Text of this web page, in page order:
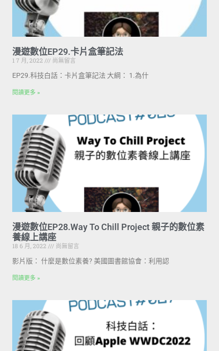
漫遊數位EP29.卡片盒筆記法
1 7 月, 2022
尚無留言
EP29.科技白話：卡片盒筆記法 大綱： 1.為什
閱讀更多 »
漫遊數位EP28.Way To Chill Project 親子的數位素
養線上講座
18 6 月, 2022
尚無留言
影片版： 什麼是數位素養? 美國圖書館協會：利⽤認
閱讀更多 »